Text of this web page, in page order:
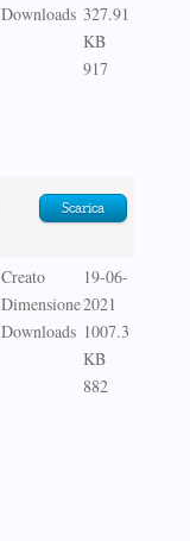
Downloads 327.91
KB
917
Scarica
Creato
Dimensione
Downloads
19-06-
2021
1007.3
KB
882